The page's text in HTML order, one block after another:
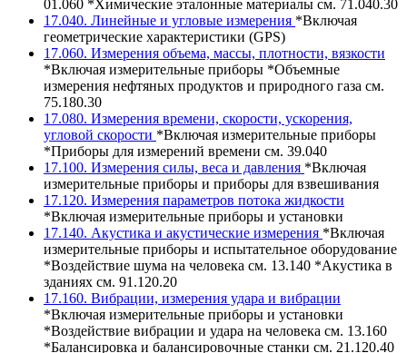
01.060 *Химические эталонные материалы см. 71.040.30
17.040. Линейные и угловые измерения *Включая
геометрические характеристики (GPS)
17.060. Измерения объема, массы, плотности, вязкости
*Включая измерительные приборы *Объемные
измерения нефтяных продуктов и природного газа см.
75.180.30
17.080. Измерения времени, скорости, ускорения,
угловой скорости *Включая измерительные приборы
*Приборы для измерений времени см. 39.040
17.100. Измерения силы, веса и давления *Включая
измерительные приборы и приборы для взвешивания
17.120. Измерения параметров потока жидкости
*Включая измерительные приборы и установки
17.140. Акустика и акустические измерения *Включая
измерительные приборы и испытательное оборудование
*Воздействие шума на человека см. 13.140 *Акустика в
зданиях см. 91.120.20
17.160. Вибрации, измерения удара и вибрации
*Включая измерительные приборы и установки
*Воздействие вибрации и удара на человека см. 13.160
*Балансировка и балансировочные станки см. 21.120.40